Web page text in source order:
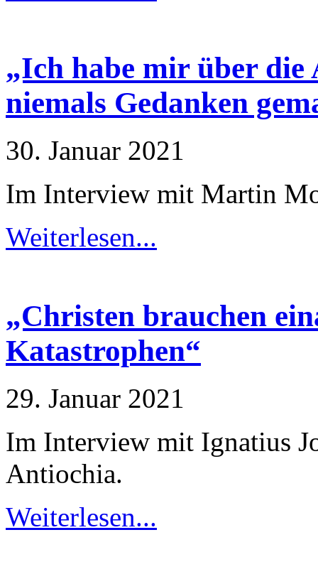
„Ich habe mir über die
niemals Gedanken
30. Januar 2021
Im Interview mit Martin
Weiterlesen...
„Christen brauchen
Katastrophen“
29. Januar 2021
Im Interview mit Ignatius
Antiochia.
Weiterlesen...
können wir die
Funktionsweise
der Website
auf Basis der
verbessern.
Erfahrung
Damit unsere
Ihres Besuchs
so gut wie
ablehnen,
verschwinden
einige
Funktionen
von der
Indem Sie uns Ihre
Interessen und Ihr
Verhalten beim
Besuch unserer
Wahrscheinlichkeit,
personalisierte